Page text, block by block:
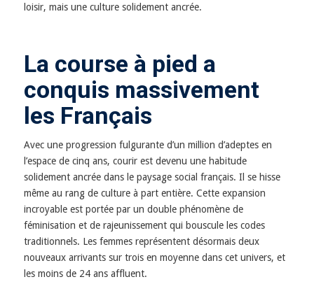
loisir, mais une culture solidement ancrée.
La course à pied a
conquis massivement
les Français
Avec une progression fulgurante d’un million d’adeptes en
l’espace de cinq ans, courir est devenu une habitude
solidement ancrée dans le paysage social français. Il se hisse
même au rang de culture à part entière. Cette expansion
incroyable est portée par un double phénomène de
féminisation et de rajeunissement qui bouscule les codes
traditionnels. Les femmes représentent désormais deux
nouveaux arrivants sur trois en moyenne dans cet univers, et
les moins de 24 ans affluent.